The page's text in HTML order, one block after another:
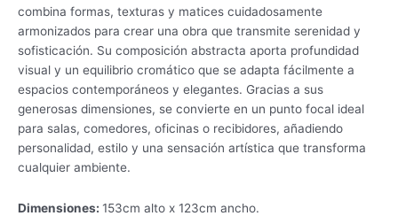
combina formas, texturas y matices cuidadosamente
armonizados para crear una obra que transmite serenidad y
sofisticación. Su composición abstracta aporta profundidad
visual y un equilibrio cromático que se adapta fácilmente a
espacios contemporáneos y elegantes. Gracias a sus
generosas dimensiones, se convierte en un punto focal ideal
para salas, comedores, oficinas o recibidores, añadiendo
personalidad, estilo y una sensación artística que transforma
cualquier ambiente.
Dimensiones: 153cm alto x 123cm ancho.